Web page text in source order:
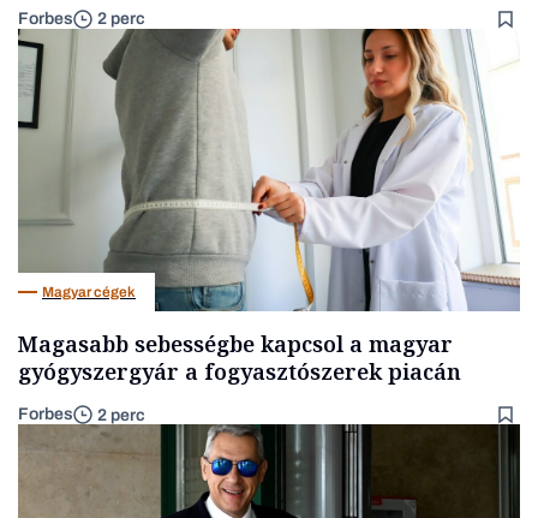
Forbes 2 perc
Magyar cégek
Magasabb sebességbe kapcsol a magyar
gyógyszergyár a fogyasztószerek piacán
Forbes 2 perc